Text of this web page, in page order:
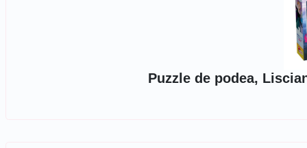
Puzzle de podea,